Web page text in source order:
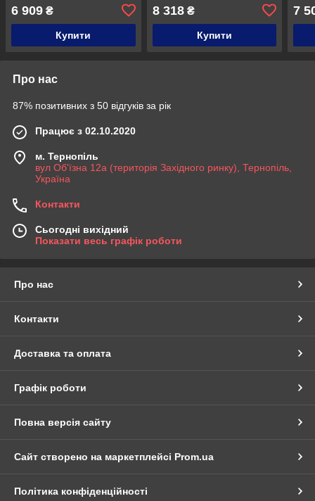
16" зріст 100-120 см вік 4-
7 років Чорний
6 909 ₴
Купити
71480 18" зріст 110-130 см
вік 5-8 років Синій
8 318₴
Купити
8
7
Про нас
87% позитивних з 50 відгуків за рік
Працює з 02.10.2020
м. Тернопіль
вул Об'їзна 12а (територія Західного ринку), Тернопіль,
Україна
Контакти
Сьогодні вихідний
Показати весь графік роботи
Про нас
Контакти
Доставка та оплата
Графік роботи
Повна версія сайту
Сайт створено на маркетплейсі Prom.ua
Політика конфіденційності